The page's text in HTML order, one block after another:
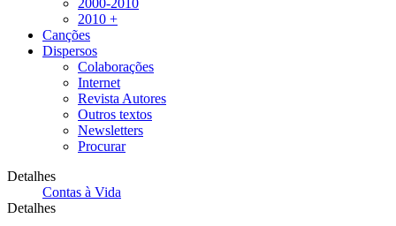
2000-2010
2010 +
Canções
Dispersos
Colaborações
Internet
Revista Autores
Outros textos
Newsletters
Procurar
Detalhes
Contas à Vida
Detalhes